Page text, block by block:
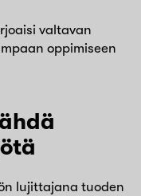
valtavan
oppimiseen
lujittajana tuoden